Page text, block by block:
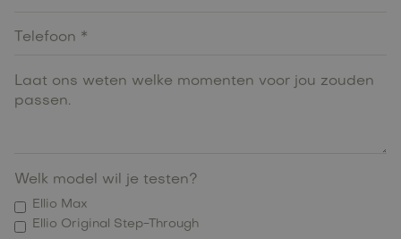
Welk model wil je testen?
Ellio Max
Ellio Original Step-Through